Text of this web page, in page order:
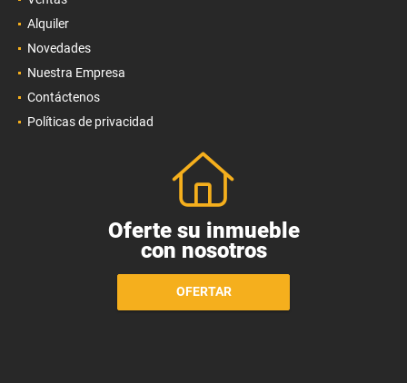
Alquiler
Novedades
Nuestra Empresa
Contáctenos
Políticas de privacidad
Oferte su inmueble
con nosotros
OFERTAR